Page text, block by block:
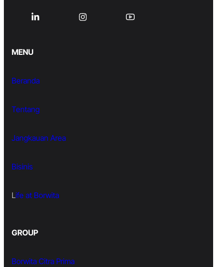
MENU
Beranda
Tentang
Jangkauan Area
Bisinis
Life at Borwita
GROUP
Borwita Citra Prima